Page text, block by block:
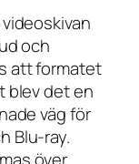
och
att formatet
blev det en
väg för
Blu-ray.